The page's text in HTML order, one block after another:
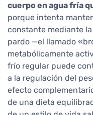
cuerpo en agua fría
porque intenta
constante mediante
pardo —el llamado
metabólicamente
frío regular puede
a la regulación del
efecto
de una dieta